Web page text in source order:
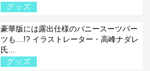
グッズ
豪華版には露出仕様のバニースーツパー
ツも…!? イラストレーター・高峰ナダレ
氏...
グッズ